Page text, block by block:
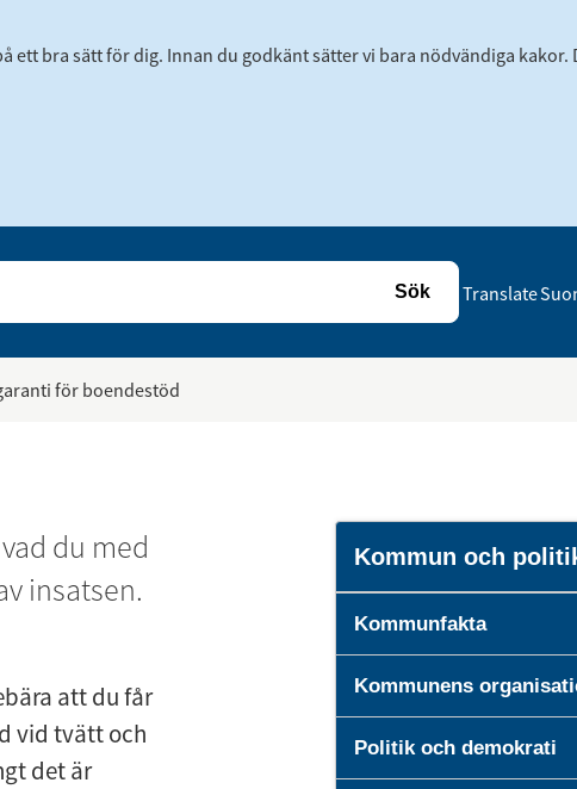
ett bra sätt för dig. Innan du godkänt sätter vi bara nödvändiga kakor.
Translate
för boendestöd
du med
insatsen.
att du får
vid tvätt och
det är
Kommun och
Kommunfakta
Kommunens
Politik och demokrati